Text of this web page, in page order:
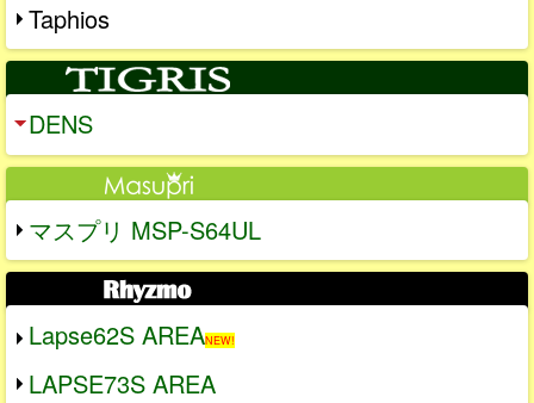
Taphios
DENS
マスプリ MSP-S64UL
Lapse62S AREANEW!
LAPSE73S AREA